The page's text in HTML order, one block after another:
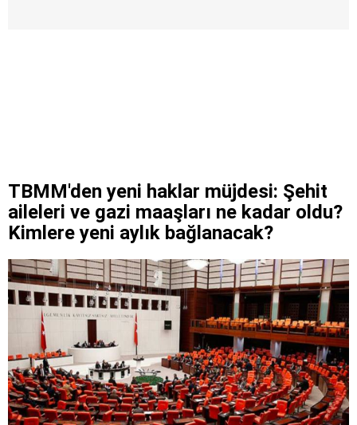
TBMM'den yeni haklar müjdesi: Şehit
aileleri ve gazi maaşları ne kadar oldu?
Kimlere yeni aylık bağlanacak?